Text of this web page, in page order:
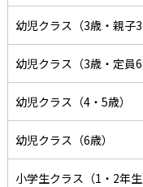
幼児クラス（3歳・親子3
幼児クラス（3歳・定員6
幼児クラス（4・5歳）
幼児クラス（6歳）
小学生クラス（1・2年生